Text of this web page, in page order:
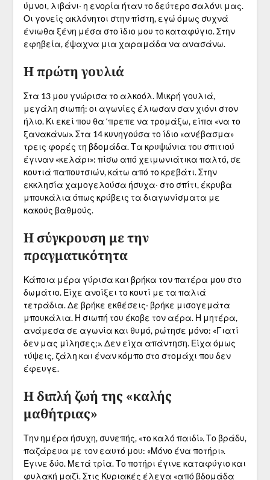
ύμνοι, λιβάνι∙ η ενορία ήταν το δεύτερο σαλόνι μας.
Οι γονείς ακλόνητοι στην πίστη, εγώ όμως συχνά
ένιωθα ξένη μέσα στο ίδιο μου το καταφύγιο. Στην
εφηβεία, έψαχνα μια χαραμάδα να ανασάνω.
Η πρώτη γουλιά
Στα 13 μου γνώρισα το αλκοόλ. Μικρή γουλιά,
μεγάλη σιωπή: οι αγωνίες έλιωσαν σαν χιόνι στον
ήλιο. Κι εκεί που θα ‘πρεπε να τρομάξω, είπα «να το
ξανακάνω». Στα 14 κυνηγούσα το ίδιο «ανέβασμα»
τρεις φορές τη βδομάδα. Τα κρυψώνια του σπιτιού
έγιναν «κελάρι»: πίσω από χειμωνιάτικα παλτό, σε
κουτιά παπουτσιών, κάτω από το κρεβάτι. Στην
εκκλησία χαμογελούσα ήσυχα∙ στο σπίτι, έκρυβα
μπουκάλια όπως κρύβεις τα διαγωνίσματα με
κακούς βαθμούς.
Η σύγκρουση με την
πραγματικότητα
Κάποια μέρα γύρισα και βρήκα τον πατέρα μου στο
δωμάτιο. Είχε ανοίξει το κουτί με τα παλιά
τετράδια. Δε βρήκε εκθέσεις∙ βρήκε μισογεμάτα
μπουκάλια. Η σιωπή του έκοβε τον αέρα. Η μητέρα,
ανάμεσα σε αγωνία και θυμό, ρώτησε μόνο: «Γιατί
δεν μας μίλησες;». Δεν είχα απάντηση. Είχα όμως
τύψεις, ζάλη και έναν κόμπο στο στομάχι που δεν
έφευγε.
Η διπλή ζωή της «καλής
μαθήτριας»
Την ημέρα ήσυχη, συνεπής, «το καλό παιδί». Το βράδυ,
παζάρευα με τον εαυτό μου: «Μόνο ένα ποτήρι».
Έγινε δύο. Μετά τρία. Το ποτήρι έγινε καταφύγιο και
φυλακή μαζί. Στις Κυριακές έλεγα «από βδομάδα